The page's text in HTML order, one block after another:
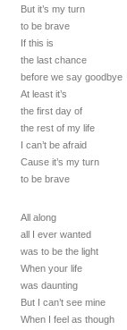
But it’s my turn
to be brave
If this is
the last chance
before we say goodbye
At least it’s
the first day of
the rest of my life
I can’t be afraid
Cause it’s my turn
to be brave
All along
all I ever wanted
was to be the light
When your life
was daunting
But I can’t see mine
When I feel as though